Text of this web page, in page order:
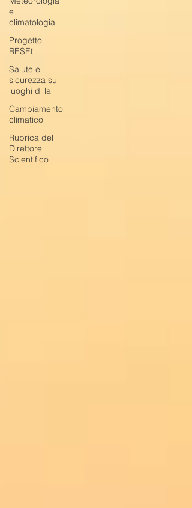
e
climatologia
Progetto
RESEt
Salute e
sicurezza sui
luoghi di la
Cambiamento
climatico
Rubrica del
Direttore
Scientifico